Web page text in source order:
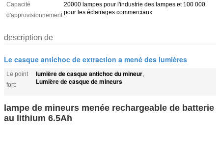
Capacité
d'approvisionnement:
20000 lampes pour l'industrie des lampes et 100 000
pour les éclairages commerciaux
description de
Le casque antichoc de extraction a mené des lumières
Le point
fort:
lumière de casque antichoc du mineur,
Lumière de casque de mineurs
lampe de mineurs menée rechargeable de batterie
au lithium 6.5Ah